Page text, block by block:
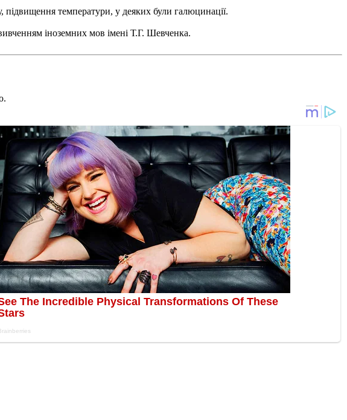
підвищення температури, у деяких були галюцинації.
іноземних мов імені Т.Г. Шевченка.